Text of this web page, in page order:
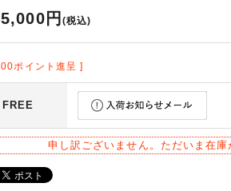
円 (税込)
ポイント進呈 ]
FREE
申し訳ございません。ただいま在庫